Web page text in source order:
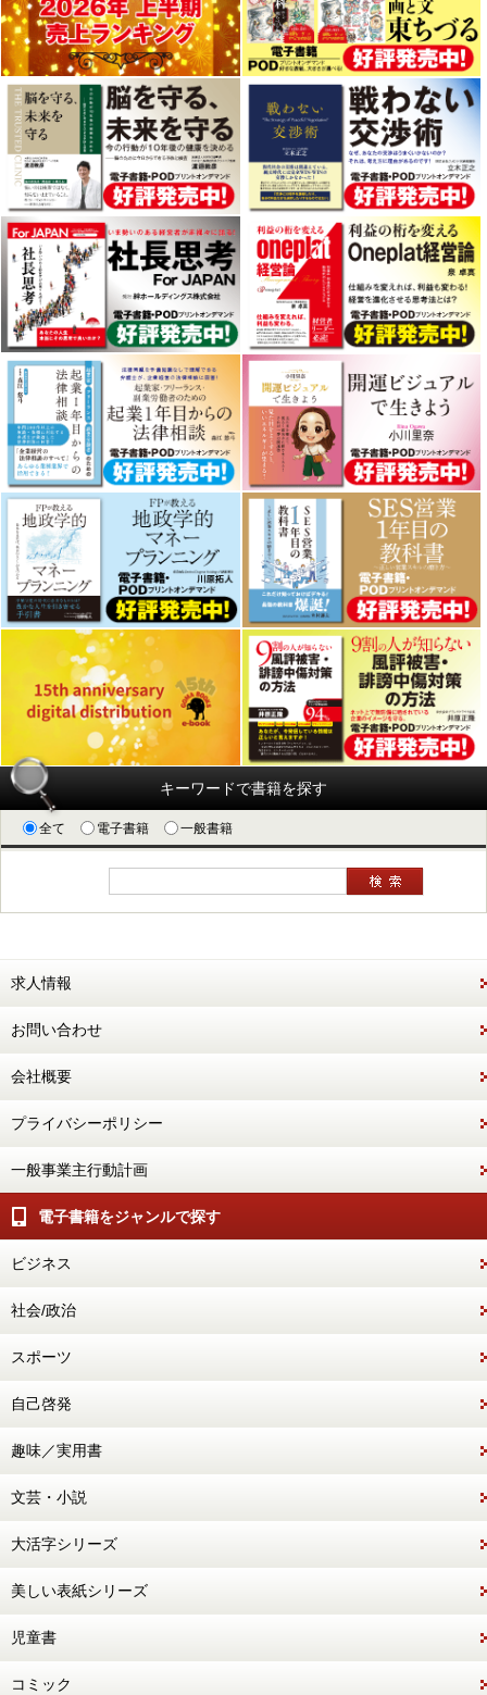
キーワードで書籍を探す
全て 電子書籍 一般書籍
求人情報
お問い合わせ
会社概要
プライバシーポリシー
一般事業主行動計画
電子書籍をジャンルで探す
ビジネス
社会/政治
スポーツ
自己啓発
趣味／実用書
文芸・小説
大活字シリーズ
美しい表紙シリーズ
児童書
コミック